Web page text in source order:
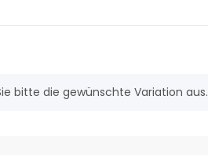
bitte die gewünschte Variation aus.